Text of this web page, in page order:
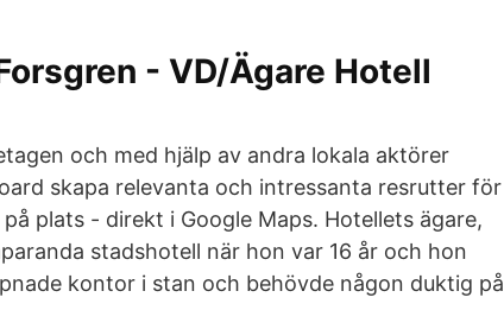
- VD/Ägare Hotell
och med hjälp av andra lokala aktörer
skapa relevanta och intressanta resrutter för
plats - direkt i Google Maps. Hotellets ägare,
stadshotell när hon var 16 år och hon
kontor i stan och behövde någon duktig på